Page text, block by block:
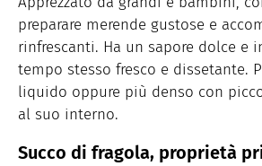
preparare merende gustose e
rinfrescanti. Ha un sapore dolce e
tempo stesso fresco e dissetante.
liquido oppure più denso con
al suo interno.
Succo di fragola, proprietà